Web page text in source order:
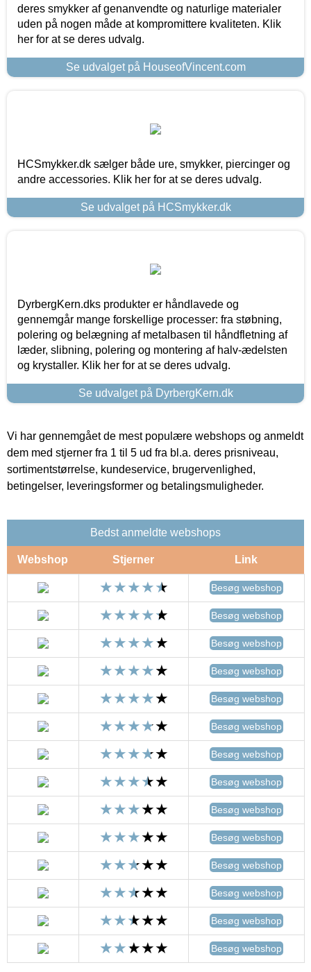
deres smykker af genanvendte og naturlige materialer
uden på nogen måde at kompromittere kvaliteten. Klik
her for at se deres udvalg.
Se udvalget på HouseofVincent.com
HCSmykker.dk sælger både ure, smykker, piercinger og
andre accessories. Klik her for at se deres udvalg.
Se udvalget på HCSmykker.dk
DyrbergKern.dks produkter er håndlavede og
gennemgår mange forskellige processer: fra støbning,
polering og belægning af metalbasen til håndfletning af
læder, slibning, polering og montering af halv-ædelsten
og krystaller. Klik her for at se deres udvalg.
Se udvalget på DyrbergKern.dk
Vi har gennemgået de mest populære webshops og anmeldt
dem med stjerner fra 1 til 5 ud fra bl.a. deres prisniveau,
sortimentstørrelse, kundeservice, brugervenlighed,
betingelser, leveringsformer og betalingsmuligheder.
Bedst anmeldte webshops
Webshop Stjerner Link
Besøg webshop
Besøg webshop
Besøg webshop
Besøg webshop
Besøg webshop
Besøg webshop
Besøg webshop
Besøg webshop
Besøg webshop
Besøg webshop
Besøg webshop
Besøg webshop
Besøg webshop
Besøg webshop